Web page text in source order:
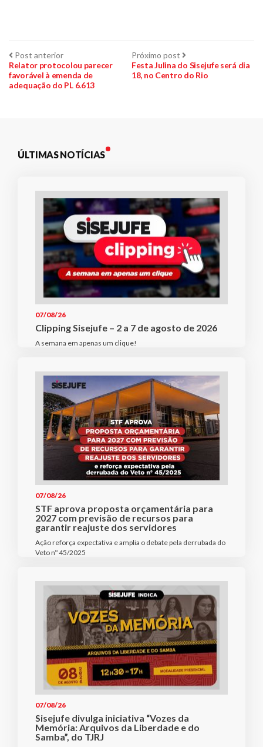
Navegação
de
Post anteriorPost
anterior:
Relator protocolou parecer
favorável à emenda de
adequação do PL 6.613
Próximo post Próximo
post:
Festa Julina do Sisejufe será dia
18, no Centro do Rio
ÚLTIMAS NOTÍCIAS
07/08/26
Clipping Sisejufe – 2 a 7 de agosto de 2026
A semana em apenas um clique!
07/08/26
STF aprova proposta orçamentária para
2027 com previsão de recursos para
garantir reajuste dos servidores
Ação reforça expectativa e amplia o debate pela derrubada do
Veto nº 45/2025
07/08/26
Sisejufe divulga iniciativa “Vozes da
Memória: Arquivos da Liberdade e do
Samba”, do TJRJ